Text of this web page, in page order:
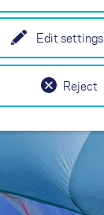
Edit settings
Reject